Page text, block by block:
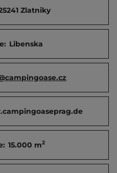
Zlatniky
Libenska
15.000 m2